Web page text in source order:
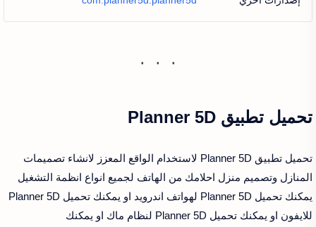
تحميل تطبيق Planner 5D
تحميل تطبيق Planner 5D لاستخدام الواقع المعزز لانشاء تصميمات
المنازل وتصميم منزل احلامك من الهاتف لجميع انواع انظمة التشغيل
يمكنك تحميل Planner 5D لهواتف اندرويد او يمكنك تحميل Planner 5D
للايفون او يمكنك تحميل Planner 5D لنظام ماك او يمكنك